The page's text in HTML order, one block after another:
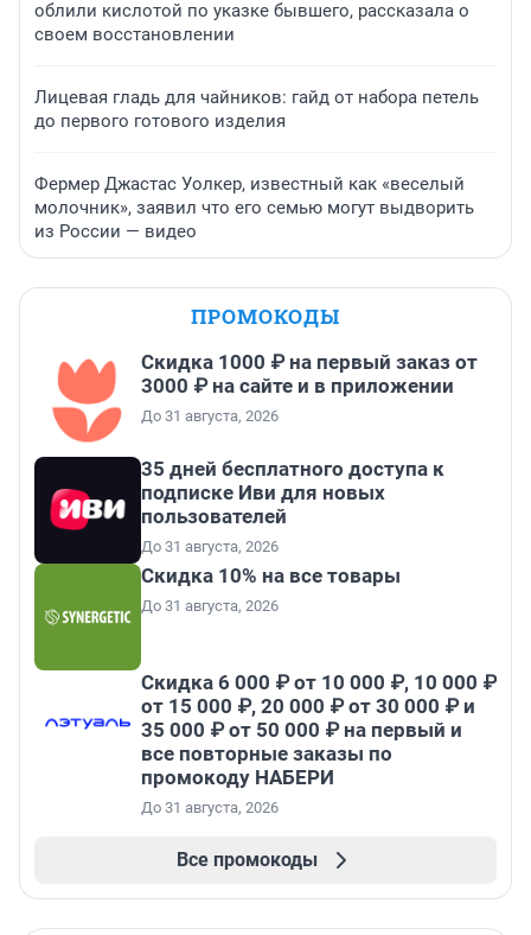
облили кислотой по указке бывшего, рассказала о
своем восстановлении
Лицевая гладь для чайников: гайд от набора петель
до первого готового изделия
Фермер Джастас Уолкер, известный как «веселый
молочник», заявил что его семью могут выдворить
из России — видео
ПРОМОКОДЫ
Скидка 1000 ₽ на первый заказ от
3000 ₽ на сайте и в приложении
До 31 августа, 2026
35 дней бесплатного доступа к
подписке Иви для новых
пользователей
До 31 августа, 2026
Скидка 10% на все товары
До 31 августа, 2026
Скидка 6 000 ₽ от 10 000 ₽, 10 000 ₽
от 15 000 ₽, 20 000 ₽ от 30 000 ₽ и
35 000 ₽ от 50 000 ₽ на первый и
все повторные заказы по
промокоду НАБЕРИ
До 31 августа, 2026
Все промокоды